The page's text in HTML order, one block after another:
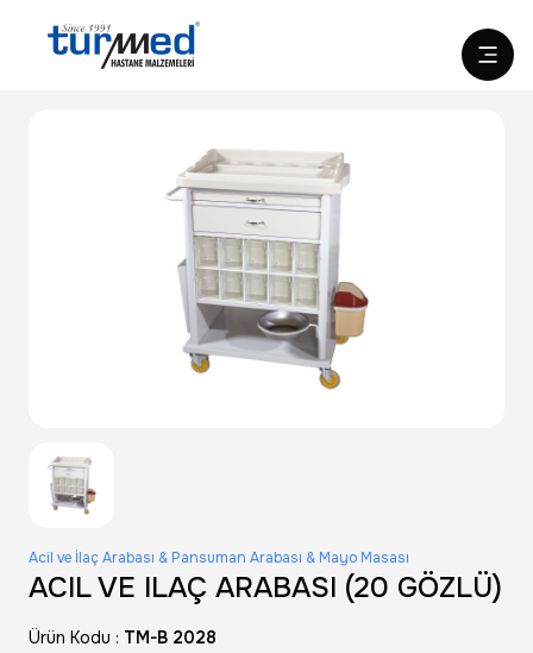
Acil ve İlaç Arabası & Pansuman Arabası & Mayo Masası
ACIL VE ILAÇ ARABASI (20 GÖZLÜ)
Ürün Kodu : TM-B 2028